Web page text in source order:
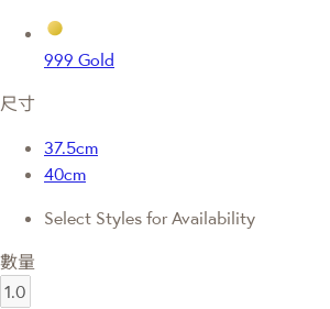
999 Gold
尺寸
37.5cm
40cm
Select Styles for Availability
數量